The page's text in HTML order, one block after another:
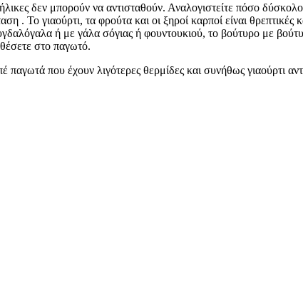
δεν μπορούν να αντισταθούν. Αναλογιστείτε πόσο δύσκολο
. Το γιαούρτι, τα φρούτα και οι ξηροί καρποί είναι
ή με γάλα σόγιας ή φουντουκιού, το βούτυρο με
στο παγωτό.
που έχουν λιγότερες θερμίδες και συνήθως γιαούρτι